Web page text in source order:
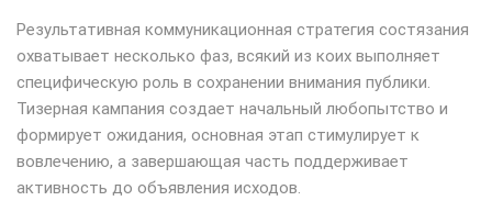
Результативная коммуникационная стратегия состязания
охватывает несколько фаз, всякий из коих выполняет
специфическую роль в сохранении внимания публики.
Тизерная кампания создает начальный любопытство и
формирует ожидания, основная этап стимулирует к
вовлечению, а завершающая часть поддерживает
активность до объявления исходов.